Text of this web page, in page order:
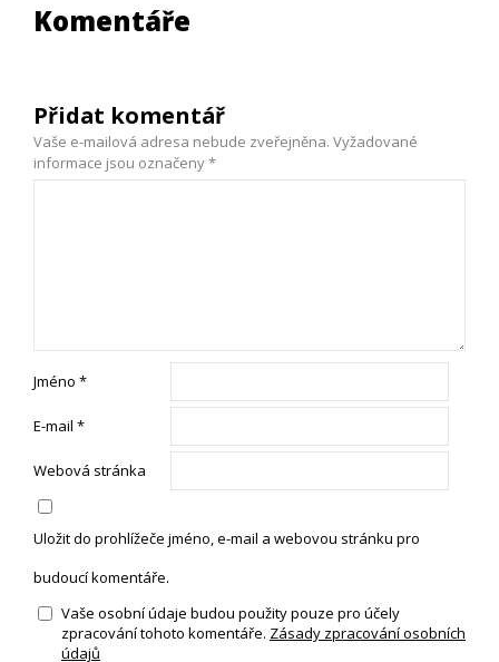
Komentáře
Přidat komentář
Vaše e-mailová adresa nebude zveřejněna. Vyžadované
informace jsou označeny*
Jméno *
E-mail *
Webová stránka
Uložit do prohlížeče jméno, e-mail a webovou stránku pro
budoucí komentáře.
Vaše osobní údaje budou použity pouze pro účely
zpracování tohoto komentáře. Zásady zpracování osobních
údajů